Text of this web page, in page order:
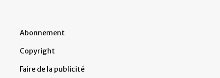
Abonnement
Copyright
Faire de la publicité